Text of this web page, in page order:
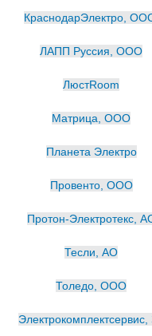
КраснодарЭлектро,
ЛАПП Руссия, ООО
ЛюстRoom
Матрица, ООО
Планета Электро
Провенто, ООО
Протон-Электротекс,
Тесли, АО
Толедо, ООО
Электрокомплектсервис,